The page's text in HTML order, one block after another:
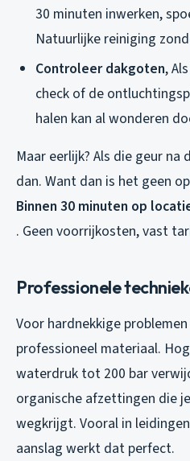
30 minuten inwerken,
Natuurlijke reiniging
Controleer dakgoten,
check of de
halen kan al wonderen
Maar eerlijk? Als die geur na
dan. Want dan is het geen
Binnen 30 minuten op
. Geen voorrijkosten, vast
Professionele
Voor hardnekkige
professioneel materiaal.
waterdruk tot 200 bar
organische afzettingen die
wegkrijgt. Vooral in
aanslag werkt dat perfect.